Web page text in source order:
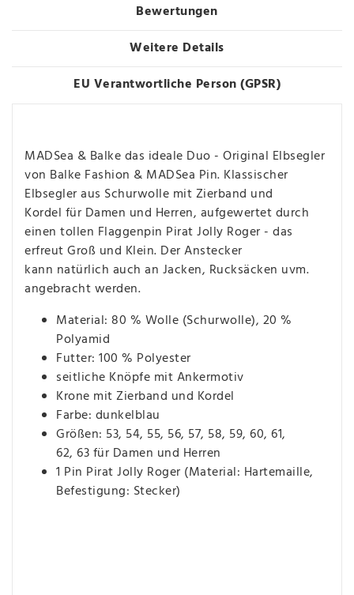
Bewertungen
Weitere Details
EU Verantwortliche Person (GPSR)
MADSea & Balke das ideale Duo - Original Elbsegler
von Balke Fashion & MADSea Pin. Klassischer
Elbsegler aus Schurwolle mit Zierband und
Kordel für Damen und Herren, aufgewertet durch
einen tollen Flaggenpin Pirat Jolly Roger - das
erfreut Groß und Klein. Der Anstecker
kann natürlich auch an Jacken, Rucksäcken uvm.
angebracht werden.
Material: 80 % Wolle (Schurwolle), 20 %
Polyamid
Futter: 100 % Polyester
seitliche Knöpfe mit Ankermotiv
Krone mit Zierband und Kordel
Farbe: dunkelblau
Größen: 53, 54, 55, 56, 57, 58, 59, 60, 61,
62, 63 für Damen und Herren
1 Pin Pirat Jolly Roger (Material: Hartemaille,
Befestigung: Stecker)